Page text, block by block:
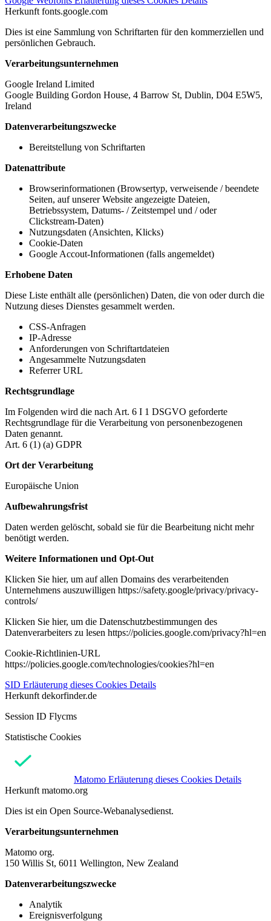
Herkunft fonts.google.com
Dies ist eine Sammlung von Schriftarten für den kommerziellen und
persönlichen Gebrauch.
Verarbeitungsunternehmen
Google Ireland Limited
Google Building Gordon House, 4 Barrow St, Dublin, D04 E5W5,
Ireland
Datenverarbeitungszwecke
Bereitstellung von Schriftarten
Datenattribute
Browserinformationen (Browsertyp, verweisende / beendete
Seiten, auf unserer Website angezeigte Dateien,
Betriebssystem, Datums- / Zeitstempel und / oder
Clickstream-Daten)
Nutzungsdaten (Ansichten, Klicks)
Cookie-Daten
Google Accout-Informationen (falls angemeldet)
Erhobene Daten
Diese Liste enthält alle (persönlichen) Daten, die von oder durch die
Nutzung dieses Dienstes gesammelt werden.
CSS-Anfragen
IP-Adresse
Anforderungen von Schriftartdateien
Angesammelte Nutzungsdaten
Referrer URL
Rechtsgrundlage
Im Folgenden wird die nach Art. 6 I 1 DSGVO geforderte
Rechtsgrundlage für die Verarbeitung von personenbezogenen
Daten genannt.
Art. 6 (1) (a) GDPR
Ort der Verarbeitung
Europäische Union
Aufbewahrungsfrist
Daten werden gelöscht, sobald sie für die Bearbeitung nicht mehr
benötigt werden.
Weitere Informationen und Opt-Out
Klicken Sie hier, um auf allen Domains des verarbeitenden
Unternehmens auszuwilligen https://safety.google/privacy/privacy-
controls/
Klicken Sie hier, um die Datenschutzbestimmungen des
Datenverarbeiters zu lesen https://policies.google.com/privacy?hl=en
Cookie-Richtlinien-URL
https://policies.google.com/technologies/cookies?hl=en
SID Erläuterung dieses Cookies Details
Herkunft dekorfinder.de
Session ID Flycms
Statistische Cookies
Matomo Erläuterung dieses Cookies Details
Herkunft matomo.org
Dies ist ein Open Source-Webanalysedienst.
Verarbeitungsunternehmen
Matomo org.
150 Willis St, 6011 Wellington, New Zealand
Datenverarbeitungszwecke
Analytik
Ereignisverfolgung